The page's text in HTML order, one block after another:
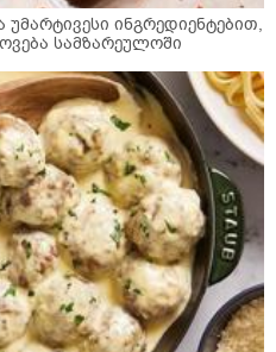
ინგრედიენტებით,
სამზარეულოში